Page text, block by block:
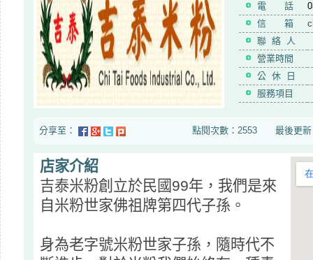
電 話
信 箱
聯 絡 人
營業時間
公 休 日
服務項目
分享至： 點閱次數：2553 最後更新日期
店家介紹
吉泰米粉創立於民國99年，我們是來
自米粉世家佛祖牌第四代子孫。
身為老字號米粉世家子孫，隨時代不